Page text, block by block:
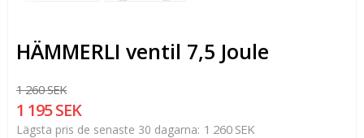
HÄMMERLI ventil 7,5 Joule
1 260 SEK
1 195 SEK
Lägsta pris de senaste 30 dagarna 1 260 SEK